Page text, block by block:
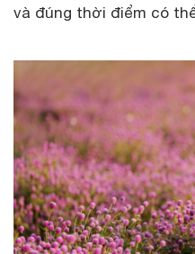
và đúng thời điểm có